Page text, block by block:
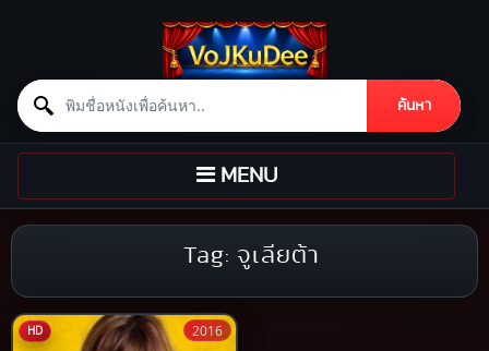
Search for:
ค้นหา
Skip to content
TOGGLE
NAVIGATION
MENU
Tag: จูเลียต้า
HD 2016